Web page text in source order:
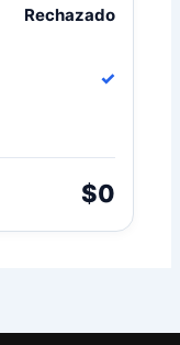
Rechazado
✓
$0